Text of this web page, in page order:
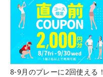
8-9月のプレーに2回使える！